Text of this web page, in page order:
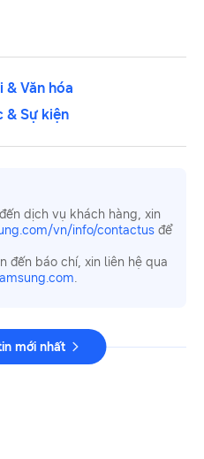
& Văn hóa
& Sự kiện
dịch vụ khách hàng, xin
vn/info/contactus để
đến báo chí, xin liên hệ qua
.
mới nhất